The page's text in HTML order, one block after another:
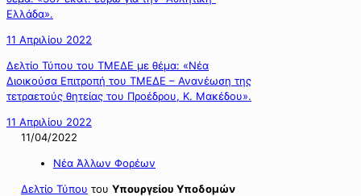
Ελλάδα».
11 Απριλίου 2022
Δελτίο Τύπου του ΤΜΕΔΕ με θέμα: «Νέα
Διοικούσα Επιτροπή του ΤΜΕΔΕ – Ανανέωση της
τετραετούς θητείας του Προέδρου, Κ. Μακέδου».
11 Απριλίου 2022
11/04/2022
Νέα Άλλων Φορέων
Δελτίο Τύπου του Υπουργείου Υποδομών